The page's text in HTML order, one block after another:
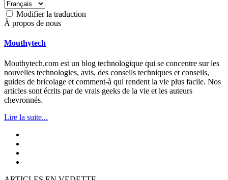
Modifier la traduction
À propos de nous
Mouthytech
Mouthytech.com est un blog technologique qui se concentre sur les
nouvelles technologies, avis, des conseils techniques et conseils,
guides de bricolage et comment-à qui rendent la vie plus facile. Nos
articles sont écrits par de vrais geeks de la vie et les auteurs
chevronnés.
Lire la suite...